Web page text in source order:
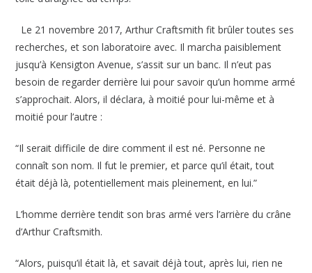
Le 21 novembre 2017, Arthur Craftsmith fit brûler toutes ses
recherches, et son laboratoire avec. Il marcha paisiblement
jusqu’à Kensigton Avenue, s’assit sur un banc. Il n’eut pas
besoin de regarder derrière lui pour savoir qu’un homme armé
s’approchait. Alors, il déclara, à moitié pour lui-même et à
moitié pour l’autre :
“Il serait difficile de dire comment il est né. Personne ne
connaît son nom. Il fut le premier, et parce qu’il était, tout
était déjà là, potentiellement mais pleinement, en lui.”
L’homme derrière tendit son bras armé vers l’arrière du crâne
d’Arthur Craftsmith.
“Alors, puisqu’il était là, et savait déjà tout, après lui, rien ne